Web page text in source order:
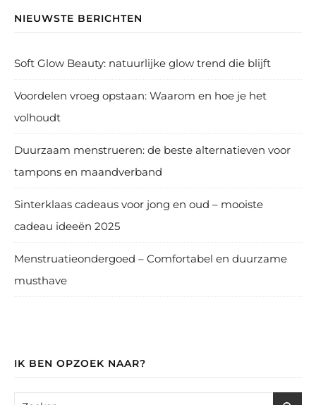
NIEUWSTE BERICHTEN
Soft Glow Beauty: natuurlijke glow trend die blijft
Voordelen vroeg opstaan: Waarom en hoe je het
volhoudt
Duurzaam menstrueren: de beste alternatieven voor
tampons en maandverband
Sinterklaas cadeaus voor jong en oud – mooiste
cadeau ideeën 2025
Menstruatieondergoed – Comfortabel en duurzame
musthave
IK BEN OPZOEK NAAR?